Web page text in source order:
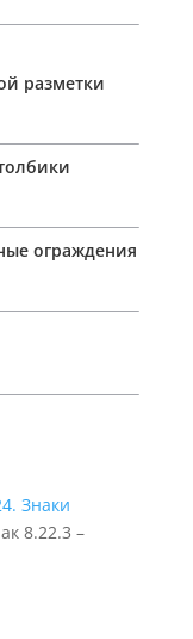
разметки
ограждения
Знаки
8.22.3 –